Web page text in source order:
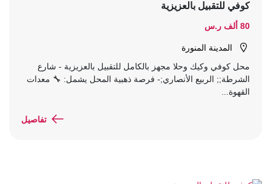
كوفي للتقبيل بالعزيزية
80 ألف ر.س
المدينة المنورة
محل كوفي وكيك وحلا مجهز بالكامل للتقبيل بالعزيزية - شارع
الشرطة;; الربيع الأنصاري;- فرصة ذهبية المحل يشمل: 🔧 معدات
القهوة...
تفاصيل